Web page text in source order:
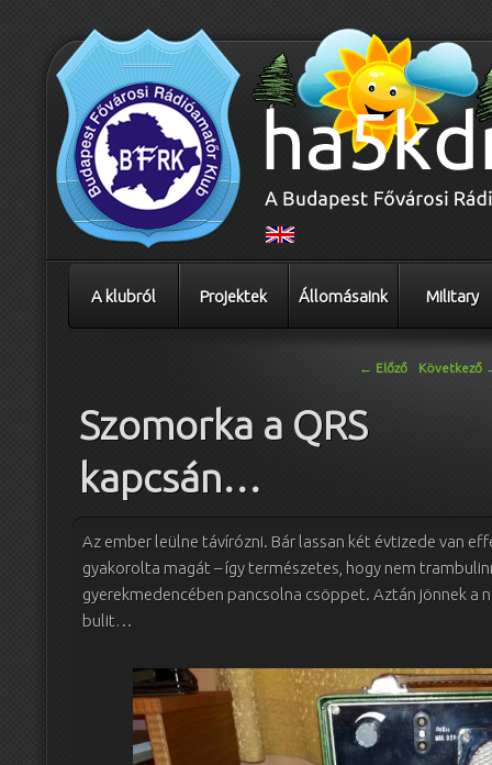
A klubról Projektek Állomásaink Military
← Előző Következő
Szomorka a QRS
kapcsán…
Az ember leülne távírózni. Bár lassan két évtizede van
gyakorolta magát – így természetes, hogy nem
gyerekmedencében pancsolna csöppet. Aztán jönnek a
bulit…